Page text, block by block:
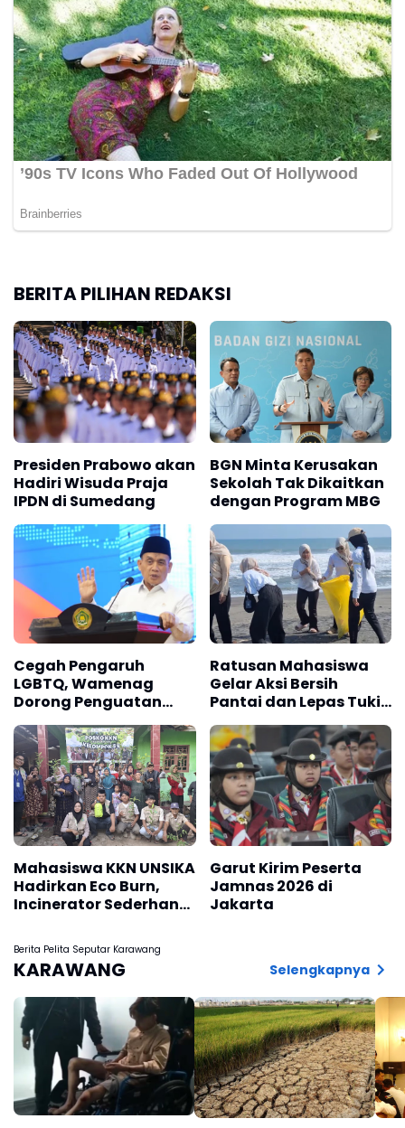
BERITA PILIHAN REDAKSI
Presiden Prabowo akan
Hadiri Wisuda Praja
IPDN di Sumedang
BGN Minta Kerusakan
Sekolah Tak Dikaitkan
dengan Program MBG
Cegah Pengaruh
LGBTQ, Wamenag
Dorong Penguatan
Nilai Al-Qur'an
Ratusan Mahasiswa
Gelar Aksi Bersih
Pantai dan Lepas Tukik
Mahasiswa KKN UNSIKA
Hadirkan Eco Burn,
Incinerator Sederhana
Pengelolaan Sampah
dan Penghijauan di
Desa Kertajaya
Garut Kirim Peserta
Jamnas 2026 di
Jakarta
Berita Pelita Seputar Karawang
KARAWANG Selengkapnya